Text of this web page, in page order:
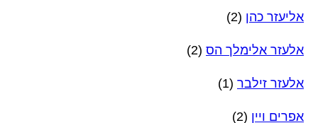
אליעזר כהן (2)
אלעזר אלימלך הס (2)
אלעזר זילבר (1)
אפרים ויין (2)